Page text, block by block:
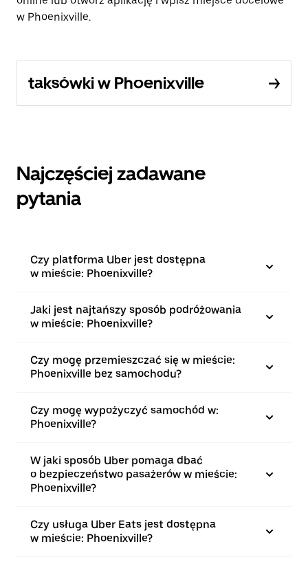
w Phoenixville.
taksówki w Phoenixville
Najczęściej zadawane
pytania
Czy platforma Uber jest dostępna
w mieście: Phoenixville?
Jaki jest najtańszy sposób podróżowania
w mieście: Phoenixville?
Czy mogę przemieszczać się w mieście:
Phoenixville bez samochodu?
Czy mogę wypożyczyć samochód w:
Phoenixville?
W jaki sposób Uber pomaga dbać
o bezpieczeństwo pasażerów w mieście:
Phoenixville?
Czy usługa Uber Eats jest dostępna
w mieście: Phoenixville?